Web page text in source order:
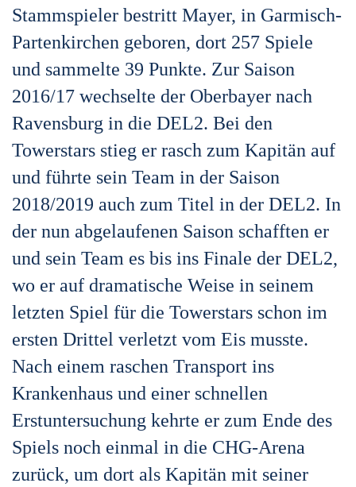
Stammspieler bestritt Mayer, in Garmisch-
Partenkirchen geboren, dort 257 Spiele
und sammelte 39 Punkte. Zur Saison
2016/17 wechselte der Oberbayer nach
Ravensburg in die DEL2. Bei den
Towerstars stieg er rasch zum Kapitän auf
und führte sein Team in der Saison
2018/2019 auch zum Titel in der DEL2. In
der nun abgelaufenen Saison schafften er
und sein Team es bis ins Finale der DEL2,
wo er auf dramatische Weise in seinem
letzten Spiel für die Towerstars schon im
ersten Drittel verletzt vom Eis musste.
Nach einem raschen Transport ins
Krankenhaus und einer schnellen
Erstuntersuchung kehrte er zum Ende des
Spiels noch einmal in die CHG-Arena
zurück, um dort als Kapitän mit seiner